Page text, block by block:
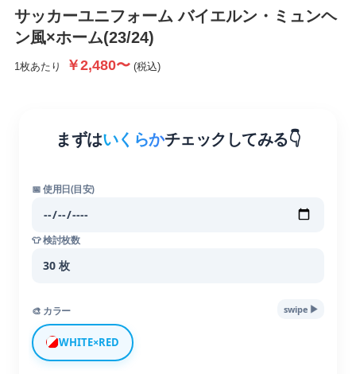
サッカーユニフォームバイエルン・ミュンヘ
ン風×ホーム(23/24)
1枚あたり ￥2,480〜(税込)
まずはいくらかチェックしてみる👇
📅 使用日(目安)
👕 検討枚数
🎨 カラー swipe ▶︎
WHITE×RED